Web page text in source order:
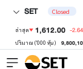
SET Closed
ล่าสุด 1,612.00 -2.64
ปริมาณ ('000 หุ้น)